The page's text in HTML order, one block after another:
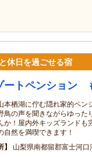
休日を過ごせる宿
ートペンション
本栖湖に佇む隠れ家的ペン
鳥の声を聞きながらゆった
か！屋内外キッズランドも
自然を満喫できます！
山梨県南都留郡富士河